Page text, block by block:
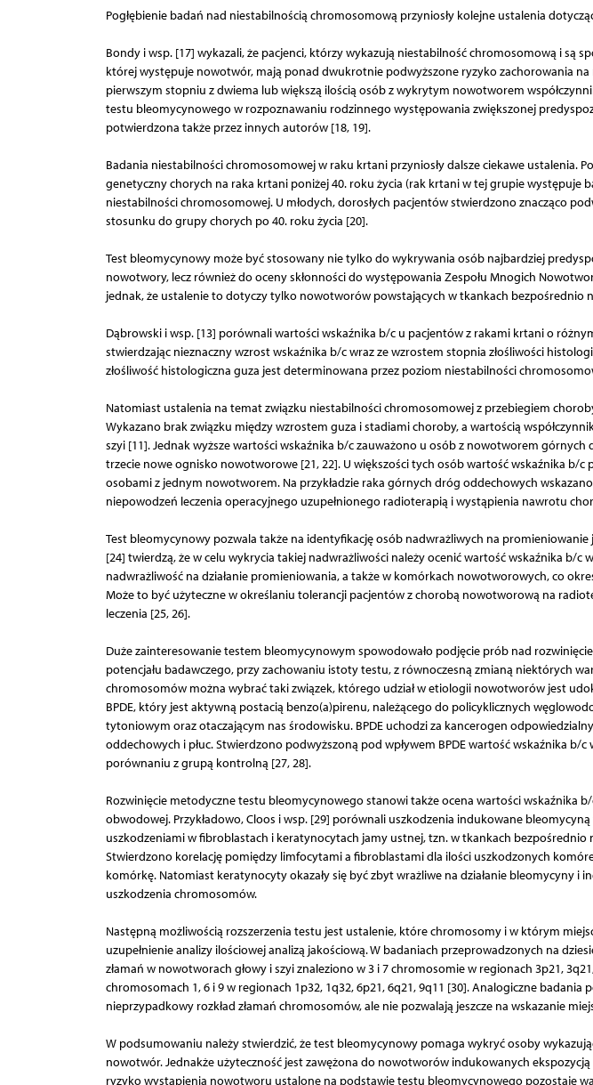
Pogłębienie badań nad niestabilnością chromosomową przyniosły kolejne ustalenia
Bondy i wsp. [17] wykazali, że pacjenci, którzy wykazują niestabilność chromosomową i są
której występuje nowotwór, mają ponad dwukrotnie podwyższone ryzyko zachorowania
pierwszym stopniu z dwiema lub większą ilością osób z wykrytym nowotworem
testu bleomycynowego w rozpoznawaniu rodzinnego występowania zwiększonej
potwierdzona także przez innych autorów [18, 19].
Badania niestabilności chromosomowej w raku krtani przyniosły dalsze ciekawe ustalenia.
genetyczny chorych na raka krtani poniżej 40. roku życia (rak krtani w tej grupie występuje
niestabilności chromosomowej. U młodych, dorosłych pacjentów stwierdzono znacząco
stosunku do grupy chorych po 40. roku życia [20].
Test bleomycynowy może być stosowany nie tylko do wykrywania osób najbardziej
nowotwory, lecz również do oceny skłonności do występowania Zespołu Mnogich
jednak, że ustalenie to dotyczy tylko nowotworów powstających w tkankach bezpośrednio
Dąbrowski i wsp. [13] porównali wartości wskaźnika b/c u pacjentów z rakami krtani o
stwierdzając nieznaczny wzrost wskaźnika b/c wraz ze wzrostem stopnia złośliwości
złośliwość histologiczna guza jest determinowana przez poziom niestabilności
Natomiast ustalenia na temat związku niestabilności chromosomowej z przebiegiem
Wykazano brak związku między wzrostem guza i stadiami choroby, a wartością
szyi [11]. Jednak wyższe wartości wskaźnika b/c zauważono u osób z nowotworem
trzecie nowe ognisko nowotworowe [21, 22]. U większości tych osób wartość wskaźnika b/c
osobami z jednym nowotworem. Na przykładzie raka górnych dróg oddechowych
niepowodzeń leczenia operacyjnego uzupełnionego radioterapią i wystąpienia nawrotu
Test bleomycynowy pozwala także na identyfikację osób nadwrażliwych na
[24] twierdzą, że w celu wykrycia takiej nadwrażliwości należy ocenić wartość wskaźnika b/
nadwrażliwość na działanie promieniowania, a także w komórkach nowotworowych, co
Może to być użyteczne w określaniu tolerancji pacjentów z chorobą nowotworową na
leczenia [25, 26].
Duże zainteresowanie testem bleomycynowym spowodowało podjęcie prób nad
potencjału badawczego, przy zachowaniu istoty testu, z równoczesną zmianą niektórych
chromosomów można wybrać taki związek, którego udział w etiologii nowotworów jest
BPDE, który jest aktywną postacią benzo(a)pirenu, należącego do policyklicznych
tytoniowym oraz otaczającym nas środowisku. BPDE uchodzi za kancerogen
oddechowych i płuc. Stwierdzono podwyższoną pod wpływem BPDE wartość wskaźnika b/c
porównaniu z grupą kontrolną [27, 28].
Rozwinięcie metodyczne testu bleomycynowego stanowi także ocena wartości wskaźnika
obwodowej. Przykładowo, Cloos i wsp. [29] porównali uszkodzenia indukowane
uszkodzeniami w fibroblastach i keratynocytach jamy ustnej, tzn. w tkankach bezpośrednio
Stwierdzono korelację pomiędzy limfocytami a fibroblastami dla ilości uszkodzonych
komórkę. Natomiast keratynocyty okazały się być zbyt wrażliwe na działanie bleomycyny i
uszkodzenia chromosomów.
Następną możliwością rozszerzenia testu jest ustalenie, które chromosomy i w którym
uzupełnienie analizy ilościowej analizą jakościową. W badaniach przeprowadzonych na
złamań w nowotworach głowy i szyi znaleziono w 3 i 7 chromosomie w regionach 3p21,
chromosomach 1, 6 i 9 w regionach 1p32, 1q32, 6p21, 6q21, 9q11 [30]. Analogiczne badania
nieprzypadkowy rozkład złamań chromosomów, ale nie pozwalają jeszcze na wskazanie
W podsumowaniu należy stwierdzić, że test bleomycynowy pomaga wykryć osoby
nowotwór. Jednakże użyteczność jest zawężona do nowotworów indukowanych
ryzyko wystąpienia nowotworu ustalone na podstawie testu bleomycynowego pozostaje